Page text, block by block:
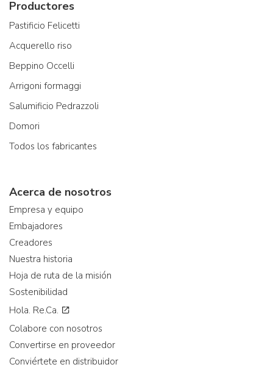
Productores
Pastificio Felicetti
Acquerello riso
Beppino Occelli
Arrigoni formaggi
Salumificio Pedrazzoli
Domori
Todos los fabricantes
Acerca de nosotros
Empresa y equipo
Embajadores
Creadores
Nuestra historia
Hoja de ruta de la misión
Sostenibilidad
Hola. Re.Ca.
Colabore con nosotros
Convertirse en proveedor
Conviértete en distribuidor